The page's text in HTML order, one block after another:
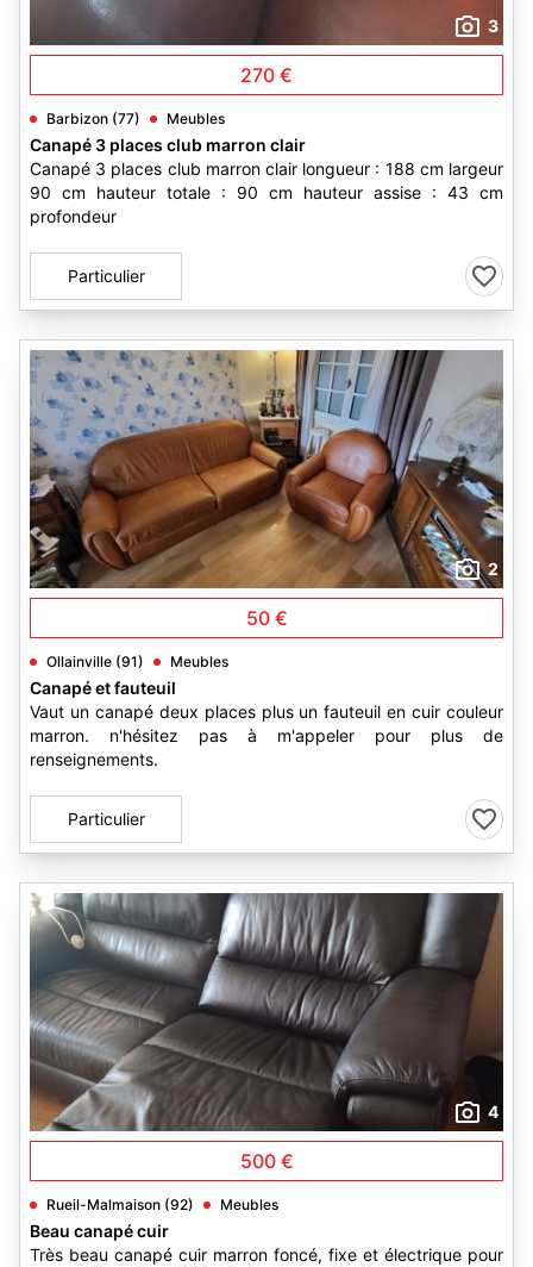
3
270 €
Barbizon (77) Meubles
Canapé 3 places club marron clair
Canapé 3 places club marron clair longueur : 188 cm largeur
90 cm hauteur totale : 90 cm hauteur assise : 43 cm
profondeur
Particulier
2
50 €
Ollainville (91) Meubles
Canapé et fauteuil
Vaut un canapé deux places plus un fauteuil en cuir couleur
marron. n'hésitez pas à m'appeler pour plus de
renseignements.
Particulier
4
500 €
Rueil-Malmaison (92) Meubles
Beau canapé cuir
Très beau canapé cuir marron foncé, fixe et électrique pour